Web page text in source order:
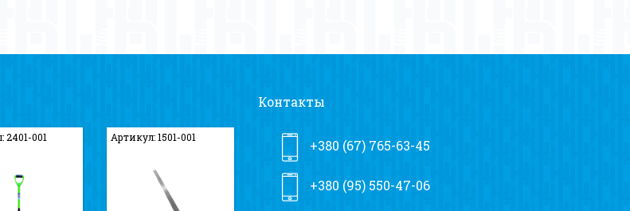
2401-001 Артикул: 1501-001
Контакты
+380 (67) 765-63-45
+380 (95) 550-47-06